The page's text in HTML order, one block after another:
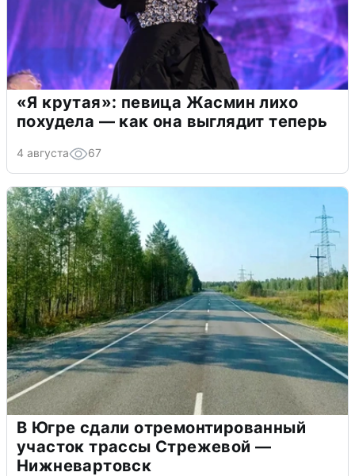
«Я крутая»: певица Жасмин лихо
похудела — как она выглядит теперь
4 августа 67
В Югре сдали отремонтированный
участок трассы Стрежевой —
Нижневартовск